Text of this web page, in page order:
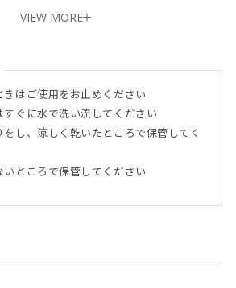
ヤシ油、ピュアオリーブ油、マカデミア
水、グリセリン、トレハロース、シア
ロエベラ液汁、クダモノトケイソウ果実
イクワシャー果汁、パイナップル果汁、
ニオイテンジクアオイ花油、二酸化チタ
VIEW MORE
はご使用をお止めください
ぐに水で洗い流してください
し、涼しく乾いたところで保管してく
ところで保管してください